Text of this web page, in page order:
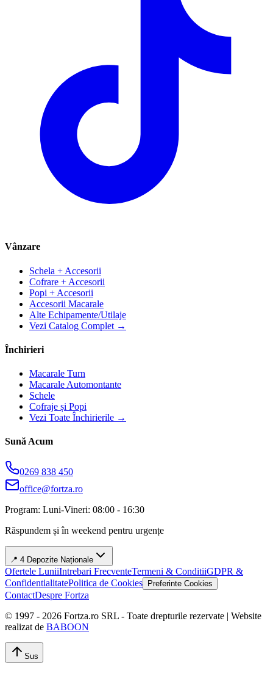
Vânzare
Schela + Accesorii
Cofrare + Accesorii
Popi + Accesorii
Accesorii Macarale
Alte Echipamente/Utilaje
Vezi Catalog Complet →
Închirieri
Macarale Turn
Macarale Automontante
Schele
Cofraje și Popi
Vezi Toate Închirierile →
Sună Acum
0269 838 450
office@fortza.ro
Program: Luni-Vineri: 08:00 - 16:30
Răspundem și în weekend pentru urgențe
📍 4 Depozite Naționale
Ofertele LuniiIntrebari FrecventeTermeni & ConditiiGDPR &
ConfidentialitatePolitica de Cookies Preferinte Cookies
ContactDespre Fortza
© 1997 - 2026 Fortza.ro SRL - Toate drepturile rezervate | Website
realizat de BABOON
Sus